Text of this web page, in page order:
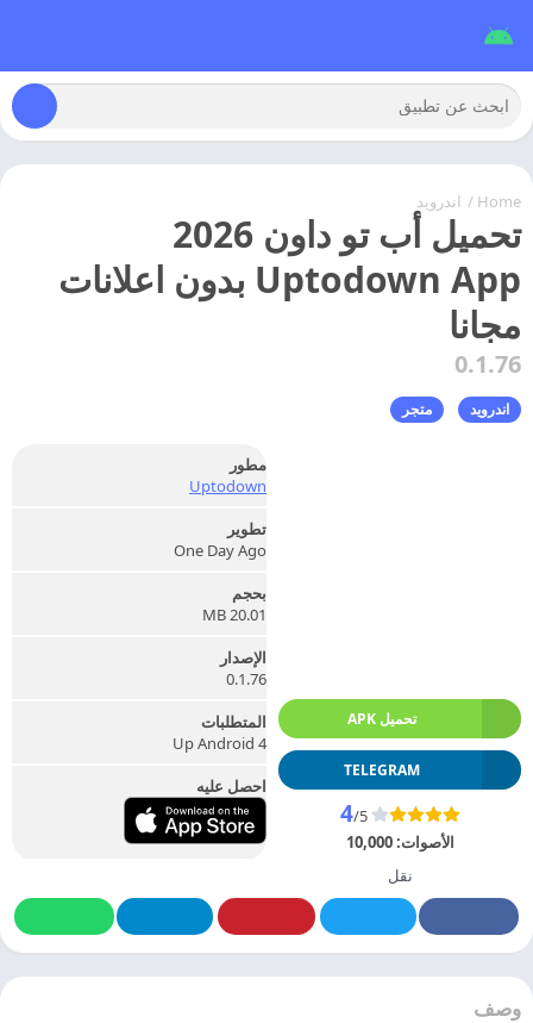
Home
/ اندرويد
تحميل أب تو داون 2026
Uptodown App بدون اعلانات
مجانا
0.1.76
اندرويد متجر
تحميل APK
TELEGRAM
4/5
الأصوات:10,000
نقل
مطور
Uptodown
تطوير
One Day Ago
بحجم
20.01 MB
الإصدار
0.1.76
المتطلبات
Up Android 4
احصل عليه
وصف